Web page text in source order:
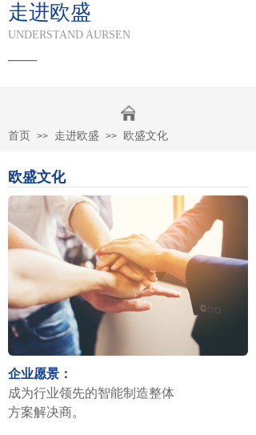
走进欧盛
UNDERSTAND AURSEN​
首页 >> 走进欧盛 >> 欧盛文化
企业愿景：
成为行业领先的智能制造整体
方案解决商。
欧盛文化